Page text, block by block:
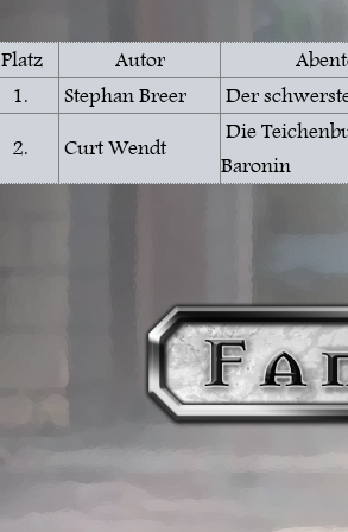
Platz Autor
1.
Stephan Breer Der
2.
Curt Wendt
Die
Baronin